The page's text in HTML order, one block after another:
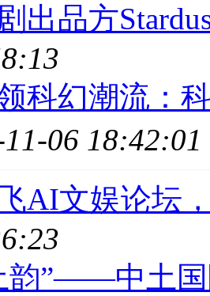
出品方
科幻潮流：
06 18:42:01
AI文娱论坛
韵”——中土